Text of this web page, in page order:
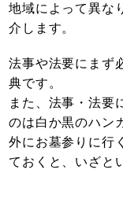
地域によって異な
介します。
法事や法要にまず
典です。
また、法事・法要
のは白か黒のハン
外にお墓参りに行
ておくと、いざと